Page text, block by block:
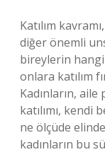
Katılım
diğer önemli
bireylerin
onlara katılım
Kadınların,
katılımı,
ne ölçüde
kadınların bu